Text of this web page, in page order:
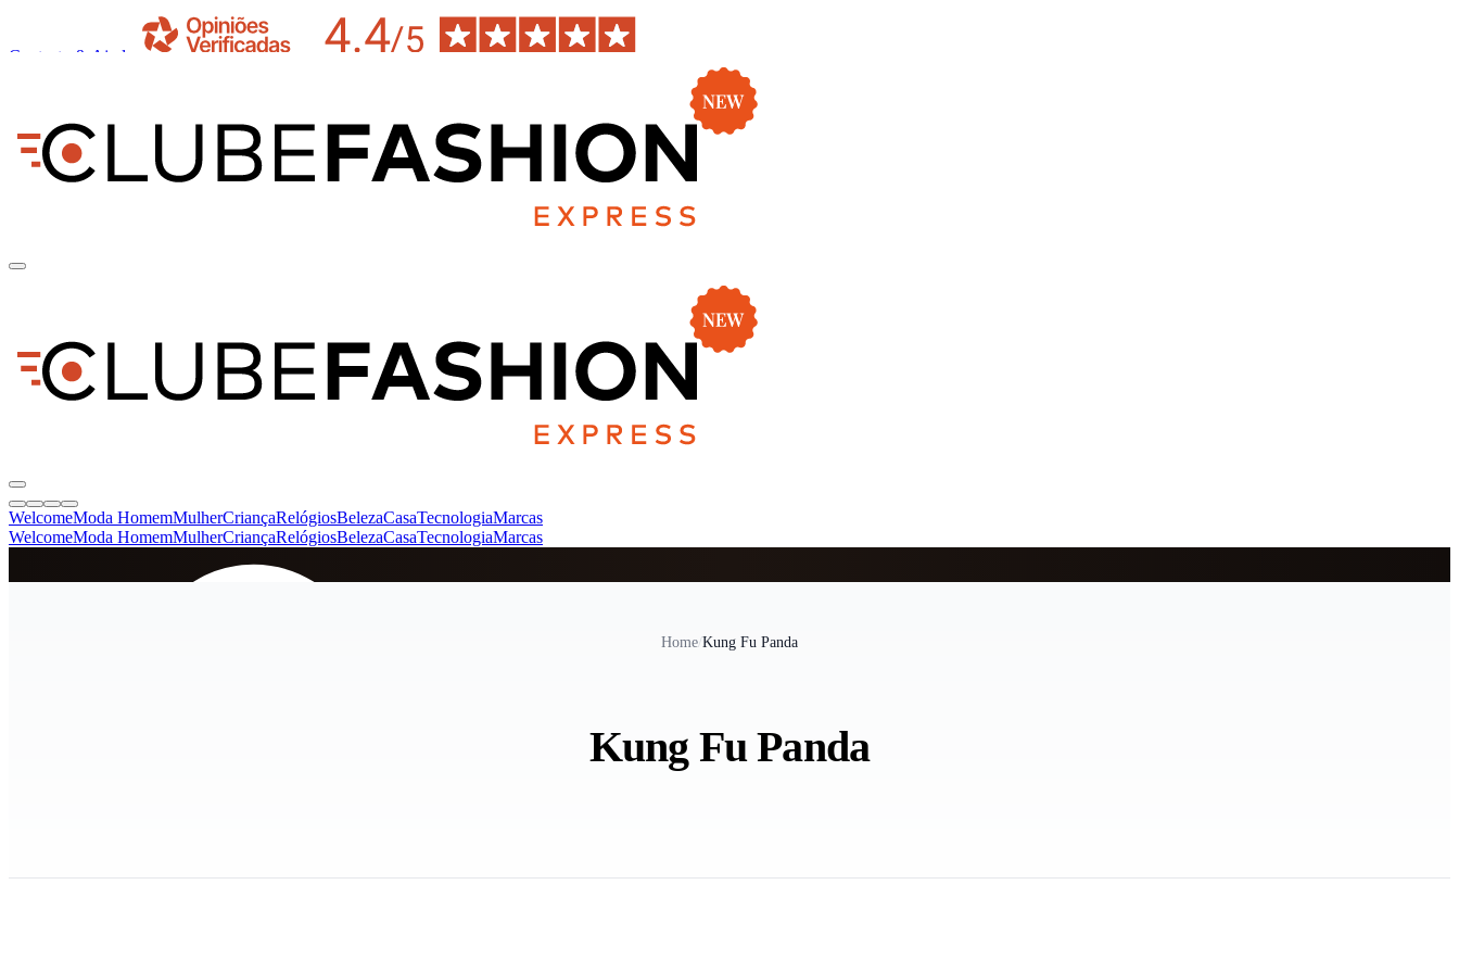
Contacto & Ajuda
WelcomeModa HomemMulherCriançaRelógiosBelezaCasaTecnologiaMarcas
WelcomeModa HomemMulherCriançaRelógiosBelezaCasaTecnologiaMarcas
Home/Kung Fu Panda
Kung Fu Panda